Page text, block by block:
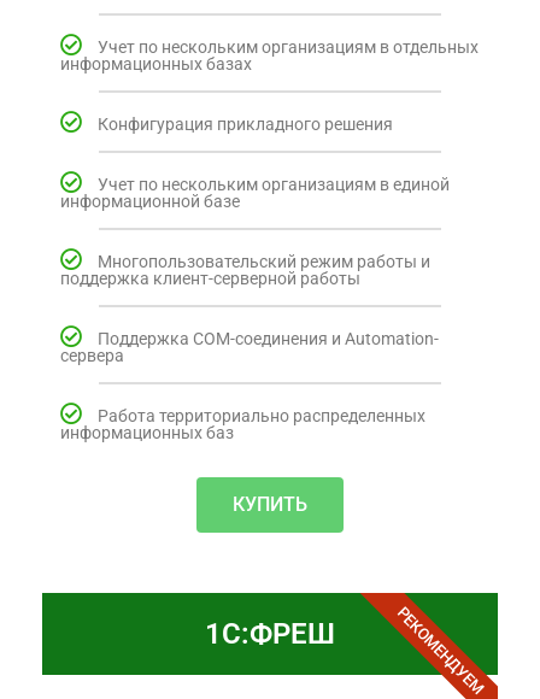
Учет по нескольким организациям в отдельных
информационных базах
Конфигурация прикладного решения
Учет по нескольким организациям в единой
информационной базе
Многопользовательский режим работы и
поддержка клиент-серверной работы
Поддержка COM-соединения и Automation-
сервера
Работа территориально распределенных
информационных баз
КУПИТЬ
1С:ФРЕШ​ РЕКОМЕНДУЕМ